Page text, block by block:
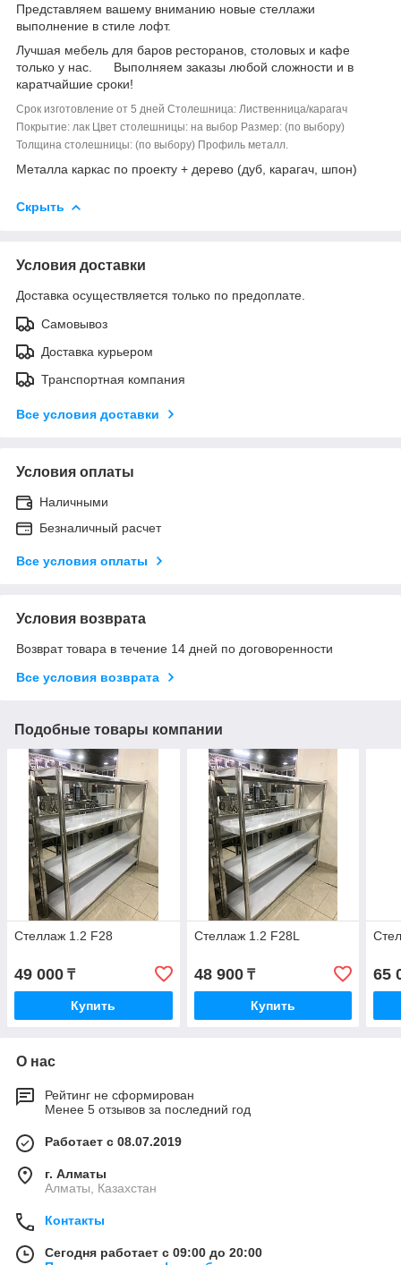
Представляем вашему вниманию новые стеллажи
выполнение в стиле лофт.
Лучшая мебель для баров ресторанов, столовых и кафе
только у нас. Выполняем заказы любой сложности и в
каратчайшие сроки!
Срок изготовление от 5 дней Столешница: Лиственница/карагач
Покрытие: лак Цвет столешницы: на выбор Размер: (по выбору)
Толщина столешницы: (по выбору) Профиль металл.
Металла каркас по проекту + дерево (дуб, карагач, шпон)
Скрыть
Условия доставки
Доставка осуществляется только по предоплате.
Самовывоз
Доставка курьером
Транспортная компания
Все условия доставки
Условия оплаты
Наличными
Безналичный расчет
Все условия оплаты
Условия возврата
Возврат товара в течение 14 дней по договоренности
Все условия возврата
Подобные товары компании
Стеллаж 1.2 F28
49 000 ₸
Купить
Стеллаж 1.2 F28L
48 900₸
Купить
65
О нас
Рейтинг не сформирован
Менее 5 отзывов за последний год
Работает с 08.07.2019
г. Алматы
Алматы, Казахстан
Контакты
Сегодня работает с 09:00 до 20:00